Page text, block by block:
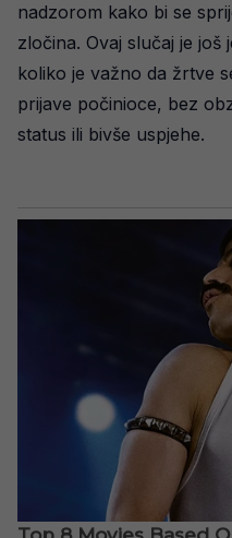
nadzorom kako bi se
zločina. Ovaj slučaj je
koliko je važno da žrtve
prijave počinioce, bez
status ili bivše uspjehe.